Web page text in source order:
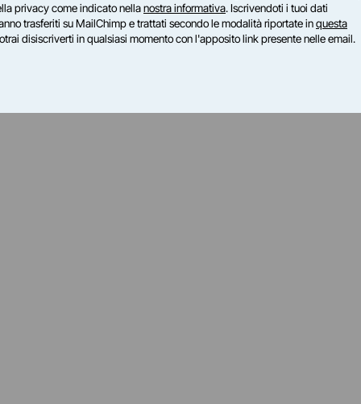
privacy come indicato nellanostra informativa. Iscrivendoti i tuoi dati
trasferiti su MailChimp e trattati secondo le modalità riportate inquesta
disiscriverti in qualsiasi momento con l'apposito link presente nelle email.